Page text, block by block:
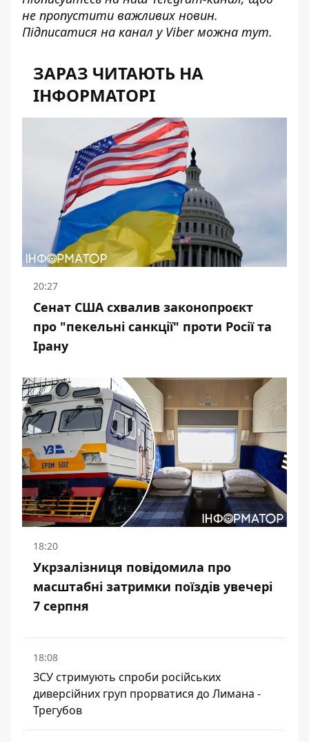
не пропустити важливих новин.
Підписатися на канал у Viber можна тут.
ЗАРАЗ ЧИТАЮТЬ НА
ІНФОРМАТОРІ
20:27
Сенат США схвалив законопроєкт
про "пекельні санкції" проти Росії та
Ірану
18:20
Укрзалізниця повідомила про
масштабні затримки поїздів увечері
7 серпня
18:08
ЗСУ стримують спроби російських
диверсійних груп прорватися до Лимана -
Трегубов